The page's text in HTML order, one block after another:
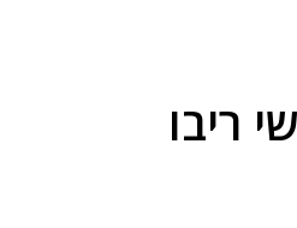
ריבו